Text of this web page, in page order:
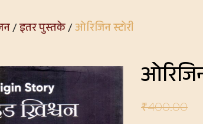
/इतर पुस्तके/ओरिजिन स्टोरी
₹400.00